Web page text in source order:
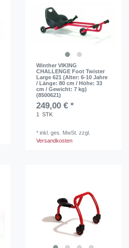
Winther VIKING
CHALLENGE Foot Twister
Large 621 (Alter: 6-10 Jahre
/ Länge: 80 cm / Höhe: 33
cm / Gewicht: 7 kg)
(8500621)
249,00 € *
1 STK
*inkl. ges. MwSt. zzgl.
Versandkosten